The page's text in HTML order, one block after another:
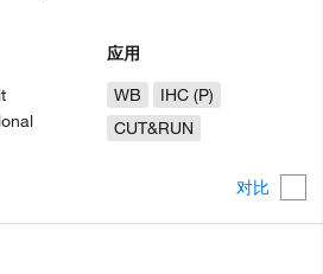
对比
应用
WB
IHC (P)
CUT&RUN